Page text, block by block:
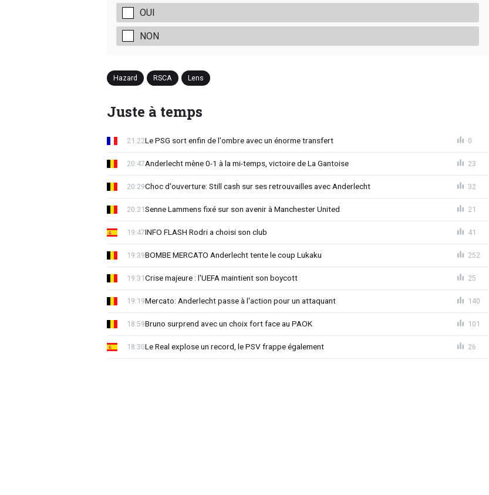
OUI
NON
Hazard RSCA Lens
Juste à temps
Le PSG sort enfin de l'ombre avec un énorme transfert
21:22 0
Anderlecht mène 0-1 à la mi-temps, victoire de La Gantoise
20:47 23
Choc d'ouverture: Still cash sur ses retrouvailles avec Anderlecht
20:29 32
Senne Lammens fixé sur son avenir à Manchester United
20:21 21
INFO FLASH Rodri a choisi son club
19:47 41
BOMBE MERCATO Anderlecht tente le coup Lukaku
19:39 252
Crise majeure : l'UEFA maintient son boycott
19:31 25
Mercato: Anderlecht passe à l'action pour un attaquant
19:19 140
Bruno surprend avec un choix fort face au PAOK
18:59 101
Le Real explose un record, le PSV frappe également
18:30 26